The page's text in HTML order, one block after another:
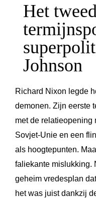
Het
Johnson
Richard Nixon legde
demonen. Zijn eerste
met de relatieopening
Sovjet-Unie en een
als hoogtepunten.
faliekante mislukking.
geheim vredesplan
het was juist dankzij